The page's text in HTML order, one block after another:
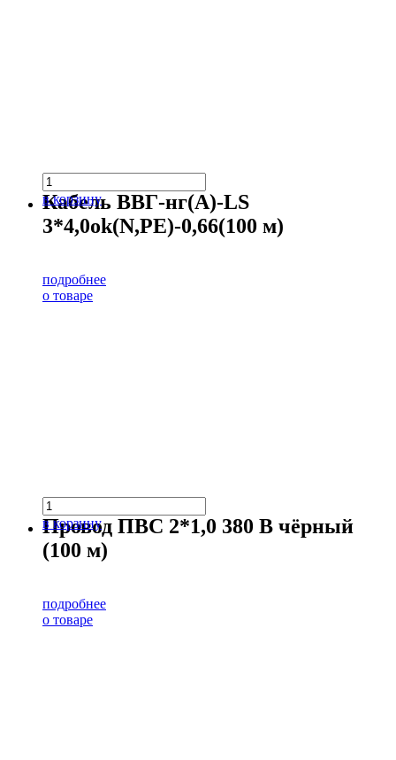
в корзину
Кабель ВВГ-нг(А)-LS
3*4,0ok(N,PE)-0,66(100 м)
подробнее
о товаре
в корзину
Провод ПВС 2*1,0 380 В чёрный
(100 м)
подробнее
о товаре